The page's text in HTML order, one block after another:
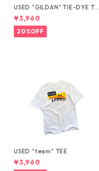
USED "GILDAN" TIE-DYE TE
E
¥3,960
20%OFF
USED "team" TEE
¥3,960